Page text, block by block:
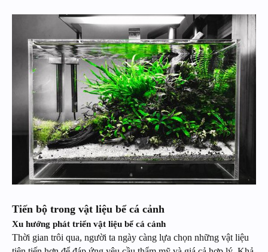
Tiến bộ trong vật liệu bể cá cảnh
Xu hướng phát triển vật liệu bể cá cảnh
Thời gian trôi qua, người ta ngày càng lựa chọn những vật liệu